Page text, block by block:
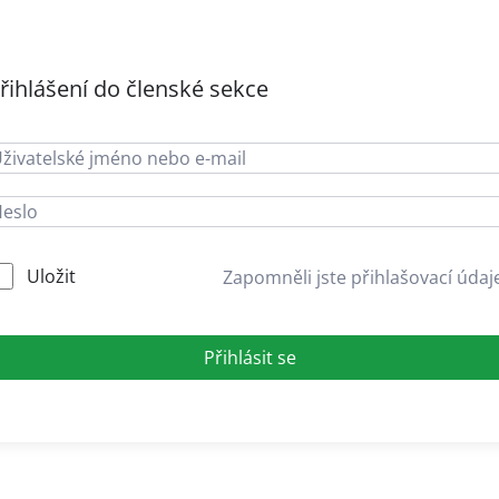
do členské sekce
Uložit Zapomněli jste přihlašovací
Přihlásit se